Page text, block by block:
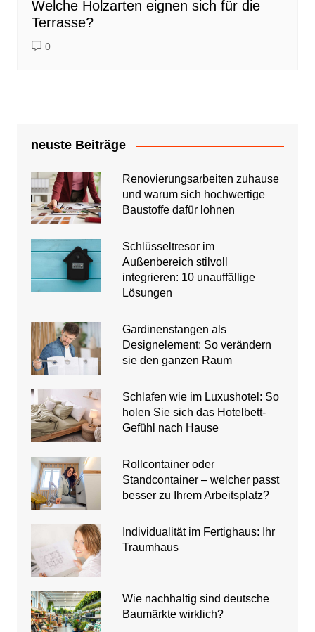
Welche Holzarten eignen sich für die
Terrasse?
0
neuste Beiträge
Renovierungsarbeiten zuhause
und warum sich hochwertige
Baustoffe dafür lohnen
Schlüsseltresor im
Außenbereich stilvoll
integrieren: 10 unauffällige
Lösungen
Gardinenstangen als
Designelement: So verändern
sie den ganzen Raum
Schlafen wie im Luxushotel: So
holen Sie sich das Hotelbett-
Gefühl nach Hause
Rollcontainer oder
Standcontainer – welcher passt
besser zu Ihrem Arbeitsplatz?
Individualität im Fertighaus: Ihr
Traumhaus
Wie nachhaltig sind deutsche
Baumärkte wirklich?